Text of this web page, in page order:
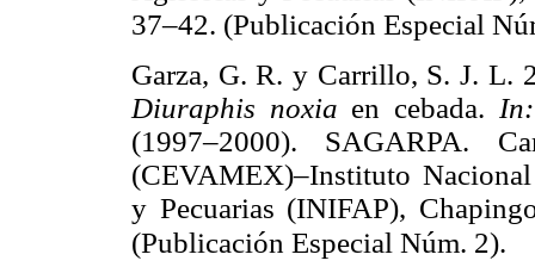
37–42. (Publicación Especial
Garza, G. R. y Carrillo, S. J. L.
Diuraphis noxia en cebada.
(1997–2000). SAGARPA.
(CEVAMEX)–Instituto
y Pecuarias (INIFAP),
(Publicación Especial Núm. 2).